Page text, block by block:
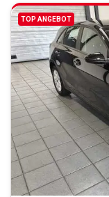
TOP ANGEBOT